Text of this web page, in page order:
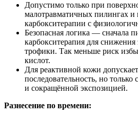
Допустимо только при
малотравматичных пилингах и
карбокситерапии с
Безопасная логика — сначала
карбокситерапия для
трофики. Так меньше риск
кислот.
Для реактивной кожи
последовательность, но
и сокращённой экспозицией.
Разнесение по времени: